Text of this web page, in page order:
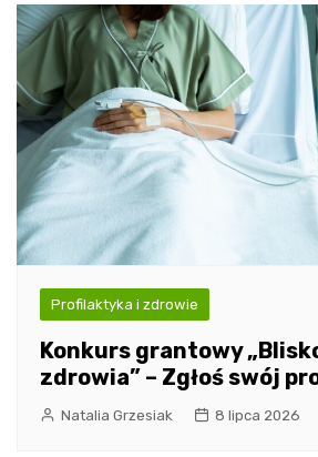
Profilaktyka i zdrowie
Konkurs grantowy
zdrowia” – Zgłoś swój
Natalia Grzesiak 8 lipca 2026